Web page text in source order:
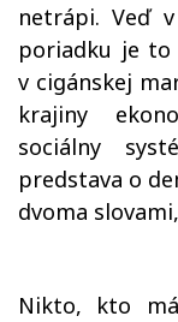
netrápi. Veď
poriadku je to
v cigánskej
krajiny
sociálny
predstava o
dvoma
Nikto, kto